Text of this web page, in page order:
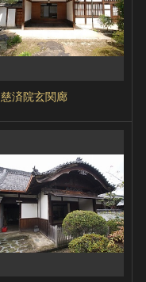
慈済院玄関廊